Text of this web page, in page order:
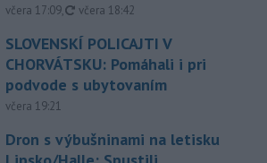
včera 17:09, aktualizované
včera 18:42
SLOVENSKÍ POLICAJTI V
CHORVÁTSKU: Pomáhali i pri
podvode s ubytovaním
včera 19:21
Dron s výbušninami na letisku